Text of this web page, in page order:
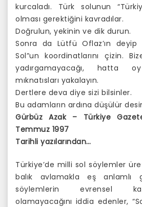
kurcaladı. Türk solunun
olması gerektiğini kavradılar.
Doğrulun, yekinin ve dik durun.
Sonra da Lütfü Oflaz’ın deyip
Sol”un koordinatlarını çizin.
yadırgamayacağı, hatta
mıknatısları yakalayın.
Dertlere deva diye sizi bilsinler.
Bu adamların ardına düşülür
Gürbüz Azak – Türkiye
Temmuz 1997
Tarihli yazılarından…
Türkiye’de milli sol söylemler
balık avlamakla eş anlamlı
söylemlerin evrensel
olamayacağını iddia edenler,